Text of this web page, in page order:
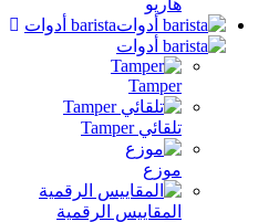
هاريو
barista أدوات
Tamper
تلقائي Tamper
موزع
المقاييس الرقمية